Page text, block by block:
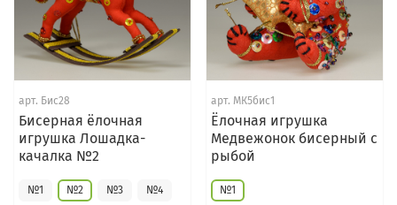
арт. Бис28
Бисерная ёлочная
игрушка Лошадка-
качалка №2
№1 №2 №3 №4
арт. МК5бис1
Ёлочная игрушка
Медвежонок бисерный с
рыбой
№1